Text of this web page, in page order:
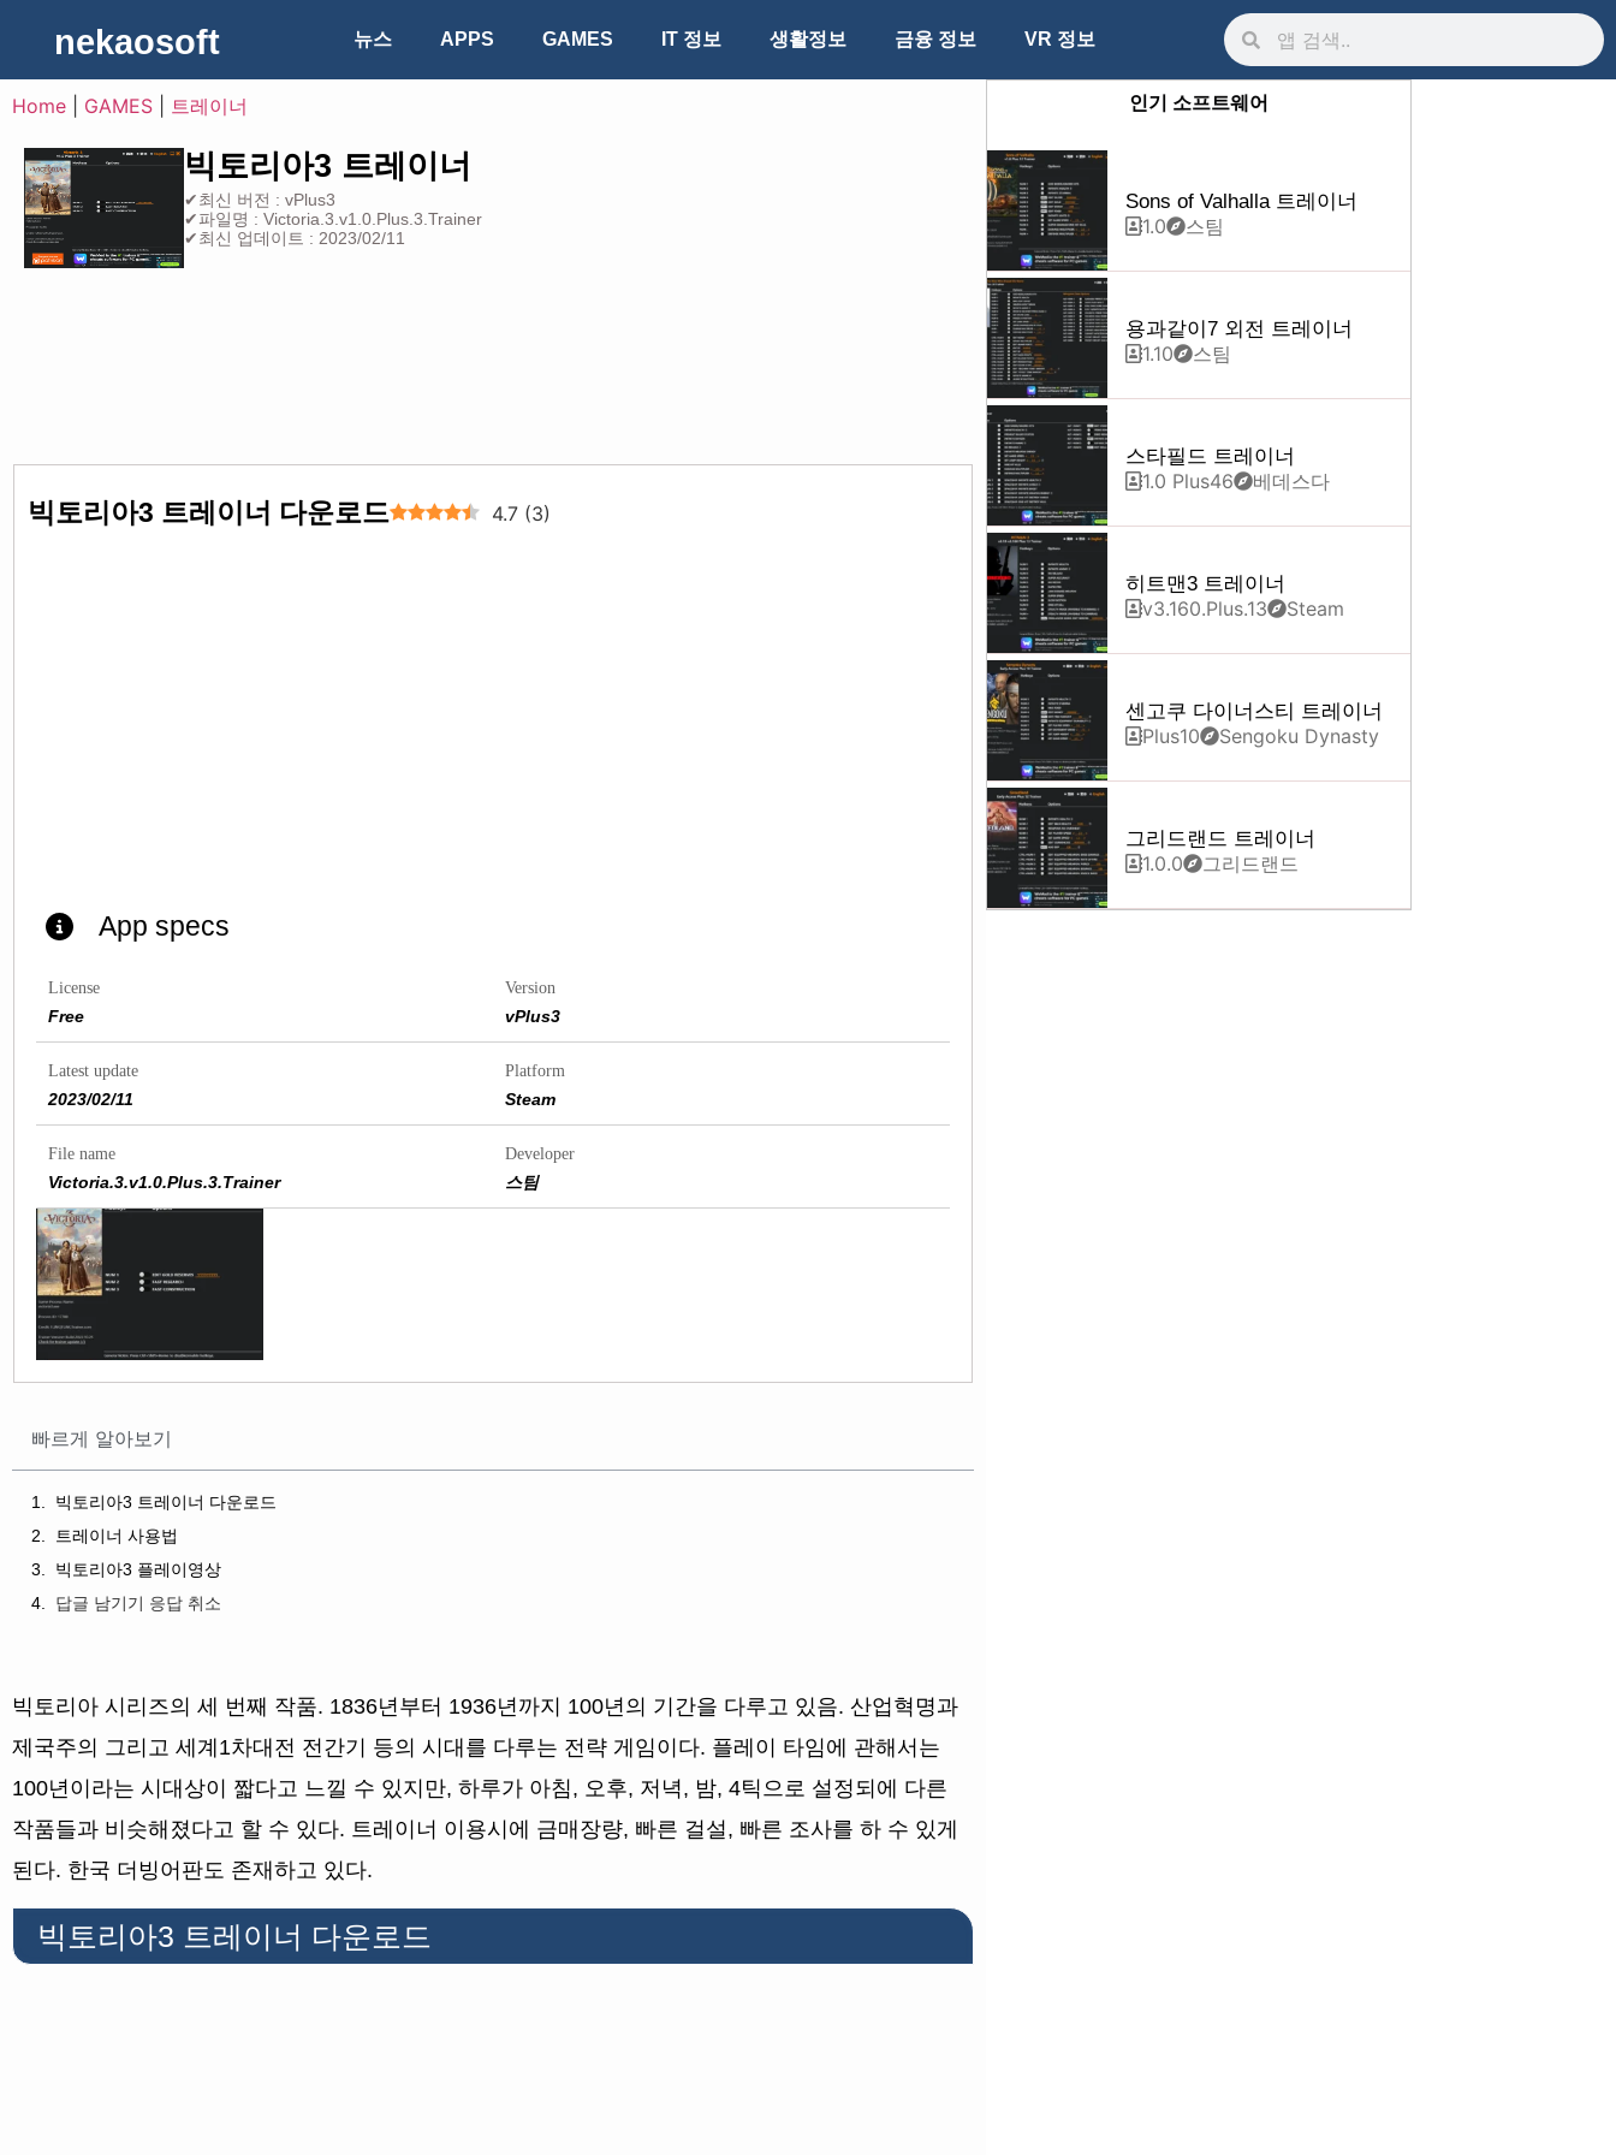
nekaosoft 뉴스 APPS GAMES IT 정보 생활정보 금융 정보 VR 정보
Home GAMES 트레이너
빅토리아3 트레이너
✔최신 버전 : vPlus3
✔파일명 : Victoria.3.v1.0.Plus.3.Trainer
✔최신 업데이트 : 2023/02/11
빅토리아3 트레이너 다운로드 4.7 (3)
App specs
License
Free
Version
vPlus3
Latest update
2023/02/11
Platform
Steam
File name
Victoria.3.v1.0.Plus.3.Trainer
Developer
스팀
빠르게 알아보기
빅토리아3 트레이너 다운로드
트레이너 사용법
빅토리아3 플레이영상
답글 남기기 응답 취소
빅토리아 시리즈의 세 번째 작품. 1836년부터 1936년까지 100년의 기간을 다루고 있음. 산업혁명과
제국주의 그리고 세계1차대전 전간기 등의 시대를 다루는 전략 게임이다. 플레이 타임에 관해서는
100년이라는 시대상이 짧다고 느낄 수 있지만, 하루가 아침, 오후, 저녁, 밤, 4틱으로 설정되에 다른
작품들과 비슷해졌다고 할 수 있다. 트레이너 이용시에 금매장량, 빠른 걸설, 빠른 조사를 하 수 있게
된다. 한국 더빙어판도 존재하고 있다.
빅토리아3 트레이너 다운로드
인기 소프트웨어
Sons of Valhalla 트레이너
1.0 스팀
용과같이7 외전 트레이너
1.10 스팀
스타필드 트레이너
1.0 Plus46 베데스다
히트맨3 트레이너
v3.160.Plus.13 Steam
센고쿠 다이너스티 트레이너
Plus10 Sengoku Dynasty
그리드랜드 트레이너
1.0.0 그리드랜드